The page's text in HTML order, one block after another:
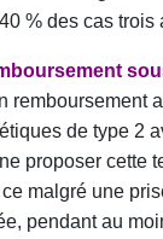
% des cas trois
de type 2
proposer cette
malgré une
pendant au